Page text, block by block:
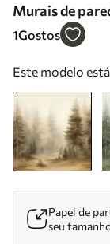
Murais de
altos envolta
1Gostos
Este modelo
Papel de
seu